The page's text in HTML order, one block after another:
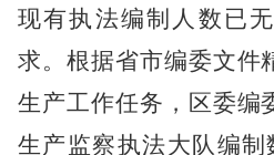
现有执法编制人数已
求。根据省市编委文件
生产工作任务，区委编
生产监察执法大队编制